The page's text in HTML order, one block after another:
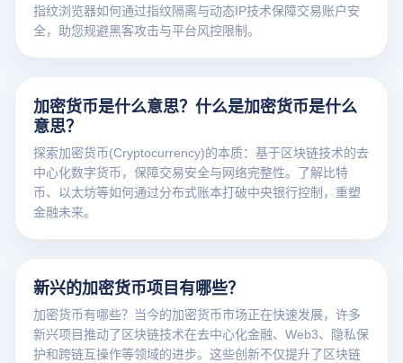
指纹浏览器如何通过指纹隔离与动态IP技术保障交易账户安
全，助您规避黑客攻击与平台风控限制。
加密货币是什么意思？什么是加密货币是什么
意思？
探索加密货币(Cryptocurrency)的本质：基于区块链技术的去
中心化数字货币，保障交易安全与网络完整性。了解比特
币、以太坊等如何通过分布式账本打破中央银行控制，重塑
金融未来。
新兴的加密货币项目有哪些？
加密货币有哪些？当今的加密货币市场正在快速发展，许多
新兴项目推动了区块链技术在去中心化金融、Web3、隐私保
护和跨链互操作等领域的进步。这些创新不仅提升了区块链